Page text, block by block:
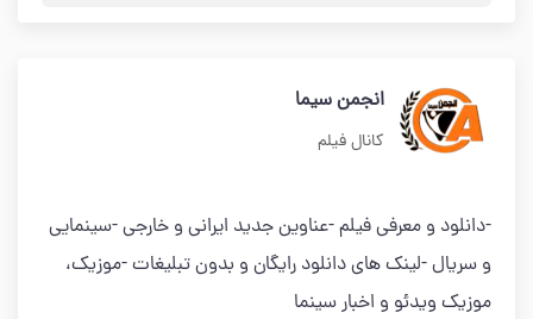
انجمن سیما
کانال فیلم
-دانلود و معرفی فیلم -عناوین جدید ایرانی و خارجی -سینمایی
و سریال -لینک های دانلود رایگان و بدون تبلیغات -موزیک،
موزیک ویدئو و اخبار سینما